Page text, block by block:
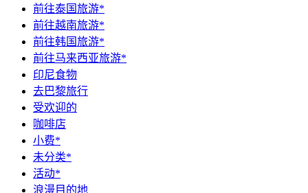
前往泰国旅游*
前往越南旅游*
前往韩国旅游*
前往马来西亚旅游*
印尼食物
去巴黎旅行
受欢迎的
咖啡店
小费*
未分类*
活动*
浪漫目的地